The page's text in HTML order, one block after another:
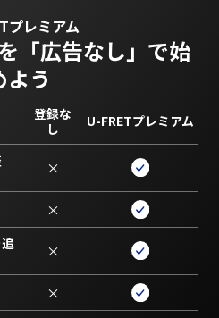
プレミアム
「広告なし」で始
よう
登録な
し
U-FRETプレミアム
×
×
×
×